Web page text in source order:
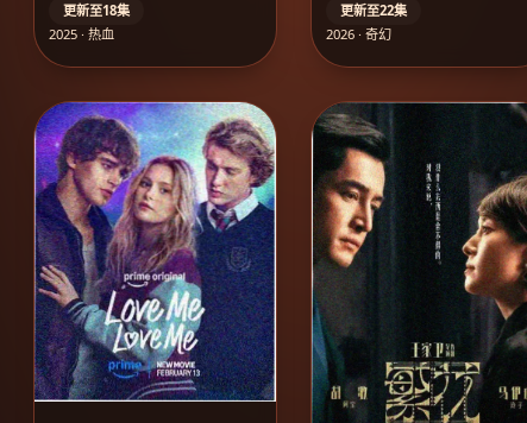
更新至18集
2025 · 热血
更新至22集
2026 · 奇幻